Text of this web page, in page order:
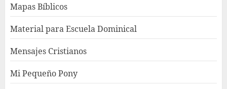
Mapas Bíblicos
Material para Escuela Dominical
Mensajes Cristianos
Mi Pequeño Pony